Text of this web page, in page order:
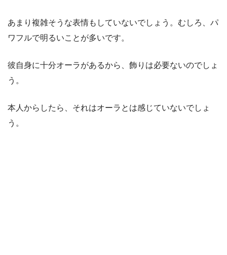
あまり複雑そうな表情もしていないでしょう。むしろ、パ
ワフルで明るいことが多いです。
彼自身に十分オーラがあるから、飾りは必要ないのでしょ
う。
本人からしたら、それはオーラとは感じていないでしょ
う。